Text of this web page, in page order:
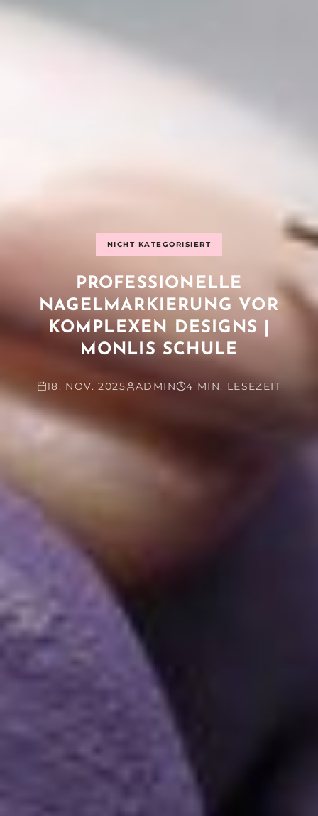
NICHT KATEGORISIERT
PROFESSIONELLE
NAGELMARKIERUNG VOR
KOMPLEXEN DESIGNS |
MONLIS SCHULE
18. NOV. 2025 ADMIN 4 MIN. LESEZEIT